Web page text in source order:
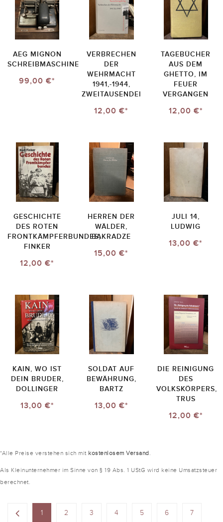
AEG MIGNON
SCHREIBMASCHINE
99,00 €*
VERBRECHEN
DER
WEHRMACHT
1941,-1944,
ZWEITAUSENDEI
12,00 €*
TAGEBÜCHER
AUS DEM
GHETTO, IM
FEUER
VERGANGEN
12,00 €*
GESCHICHTE
DES ROTEN
FRONTKÄMPFERBUNDES,
FINKER
12,00 €*
HERREN DER
WÄLDER,
BAKRADZE
15,00 €*
JULI 14,
LUDWIG
13,00 €*
KAIN, WO IST
DEIN BRUDER,
DOLLINGER
13,00 €*
SOLDAT AUF
BEWÄHRUNG,
BARTZ
13,00 €*
DIE REINIGUNG
DES
VOLKSKÖRPERS,
TRUS
12,00 €*
*Alle Preise verstehen sich mit kostenlosem Versand.
Als Kleinunternehmer im Sinne von § 19 Abs. 1 UStG wird keine Umsatzsteuer
berechnet.
1 2 3 4 5 6 7